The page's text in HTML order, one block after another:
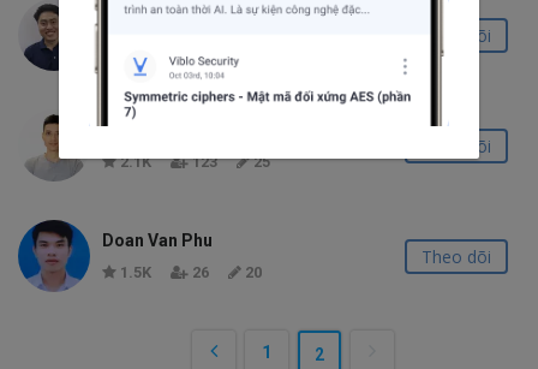
Đoàn Văn Danh
Theo dõi
Le Van Nghia
2.1K 123 25
Theo dõi
Doan Van Phu
1.5K 26 20
Theo dõi
1 2